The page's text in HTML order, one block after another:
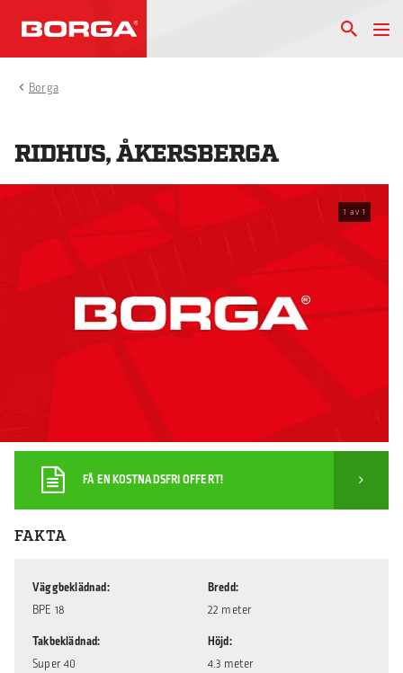
Borga
RIDHUS, ÅKERSBERGA
1 av 1
FÅ EN KOSTNADSFRI OFFERT!
FAKTA
Väggbeklädnad
BPE 18
Takbeklädnad
Super 40
Bredd
22 meter
Höjd
4.3 meter